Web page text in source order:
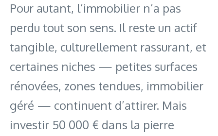
Pour autant, l’immobilier n’a pas
perdu tout son sens. Il reste un actif
tangible, culturellement rassurant, et
certaines niches — petites surfaces
rénovées, zones tendues, immobilier
géré — continuent d’attirer. Mais
investir 50 000 € dans la pierre